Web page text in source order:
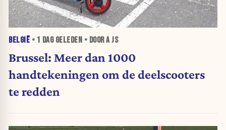
BELGIË • 1 DAGGELEDEN • DOOR A JS
Brussel: Meer dan 1000
handtekeningen om de deelscooters
te redden